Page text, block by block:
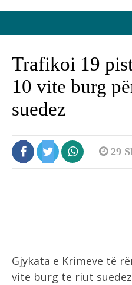
Trafikoi 19
10 vite burg
suedez
29
Gjykata e Krimeve të
vite burg te riut